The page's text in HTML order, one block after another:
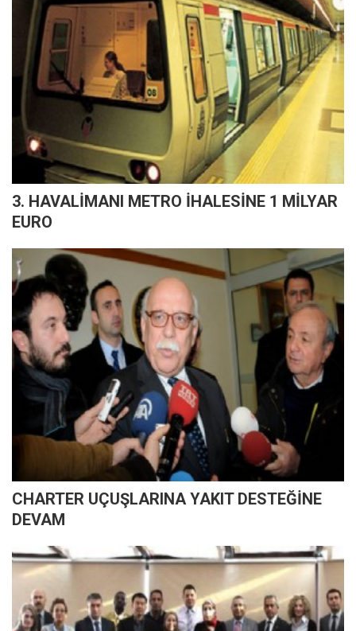
3. HAVALİMANI METRO İHALESİNE 1 MİLYAR
EURO
CHARTER UÇUŞLARINA YAKIT DESTEĞİNE
DEVAM